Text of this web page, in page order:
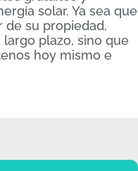
solar. Ya sea que
su propiedad,
plazo, sino que
hoy mismo e